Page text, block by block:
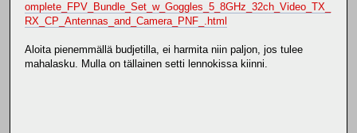
omplete_FPV_Bundle_Set_w_Goggles_5_8GHz_32ch_Video_TX_
RX_CP_Antennas_and_Camera_PNF_.html
Aloita pienemmällä budjetilla, ei harmita niin paljon, jos tulee
mahalasku. Mulla on tällainen setti lennokissa kiinni.